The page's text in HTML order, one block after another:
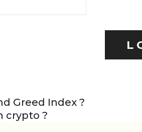
Greed Index ?
crypto ?